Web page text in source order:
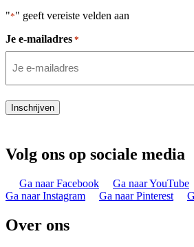
"*" geeft vereiste velden aan
Je e-mailadres *
Inschrijven
Volg ons op sociale media
Ga naar Facebook Ga naar YouTube
Ga naar Instagram
Ga naar Pinterest
Over ons